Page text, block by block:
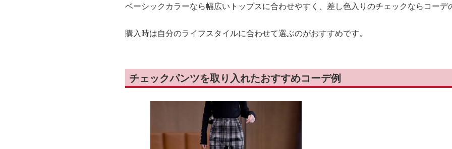
ベーシックカラーなら幅広いトップスに合わせやすく、差し色入りのチェックならコーデ
購入時は自分のライフスタイルに合わせて選ぶのがおすすめです。
チェックパンツを取り入れたおすすめコーデ例